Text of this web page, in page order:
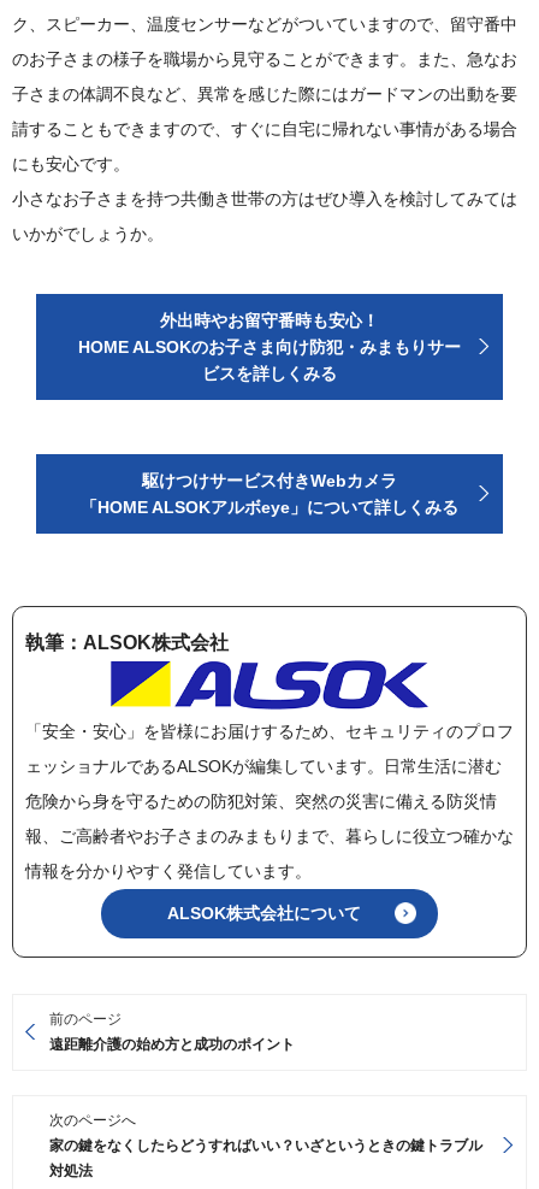
ク、スピーカー、温度センサーなどがついていますので、留守番中
のお子さまの様子を職場から見守ることができます。また、急なお
子さまの体調不良など、異常を感じた際にはガードマンの出動を要
請することもできますので、すぐに自宅に帰れない事情がある場合
にも安心です。
小さなお子さまを持つ共働き世帯の方はぜひ導入を検討してみては
いかがでしょうか。
外出時やお留守番時も安心！
HOME ALSOKのお子さま向け防犯・みまもりサー
ビスを詳しくみる
駆けつけサービス付きWebカメラ
「HOME ALSOKアルボeye」について詳しくみる
執筆：ALSOK株式会社
「安全・安心」を皆様にお届けするため、セキュリティのプロフ
ェッショナルであるALSOKが編集しています。日常生活に潜む
危険から身を守るための防犯対策、突然の災害に備える防災情
報、ご高齢者やお子さまのみまもりまで、暮らしに役立つ確かな
情報を分かりやすく発信しています。
ALSOK株式会社について
前のページ
遠距離介護の始め方と成功のポイント
次のページへ
家の鍵をなくしたらどうすればいい？いざというときの鍵トラブル
対処法